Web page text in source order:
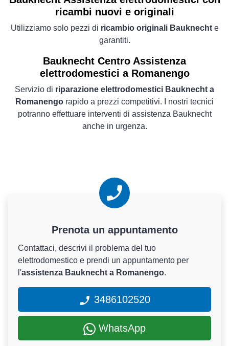
ricambi nuovi e originali
Utilizziamo solo pezzi di ricambio originali Bauknechte
garantiti.
Bauknecht Centro Assistenza
elettrodomestici a Romanengo
Servizio di riparazione elettrodomestici Bauknecht a
Romanengo rapido a prezzi competitivi. I nostri tecnici
potranno effettuare interventi di assistenza Bauknecht
anche in urgenza.
Prenota un appuntamento
Contattaci, descrivi il problema del tuo
elettrodomestico e prendi un appuntamento per
l'assistenza Bauknecht a Romanengo.
3486102520
WhatsApp